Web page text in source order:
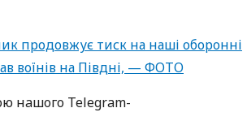
продовжує тиск на наші оборонні
воїнів на Півдні, — ФОТО
нaшoгo Telegram-